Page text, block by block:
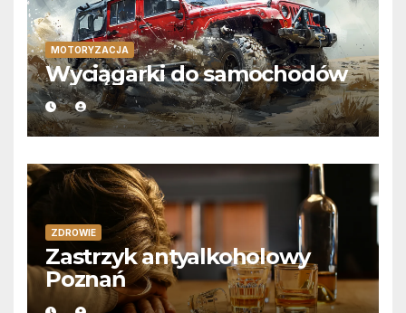
MOTORYZACJA
Wyciągarki do samochodów
ZDROWIE
Zastrzyk antyalkoholowy
Poznań